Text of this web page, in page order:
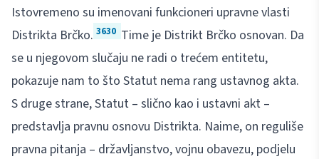
Istovremeno su imenovani funkcioneri upravne vlasti
Distrikta Brčko. 3630 Time je Distrikt Brčko osnovan. Da
se u njegovom slučaju ne radi o trećem entitetu,
pokazuje nam to što Statut nema rang ustavnog akta.
S druge strane, Statut – slično kao i ustavni akt –
predstavlja pravnu osnovu Distrikta. Naime, on reguliše
pravna pitanja – državljanstvo, vojnu obavezu, podjelu